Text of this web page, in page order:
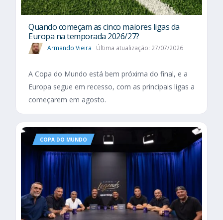
Quando começam as cinco maiores ligas da
Europa na temporada 2026/27?
Armando Vieira Última atualização: 27/07/2026
A Copa do Mundo está bem próxima do final, e a
Europa segue em recesso, com as principais ligas a
começarem em agosto.
COPA DO MUNDO